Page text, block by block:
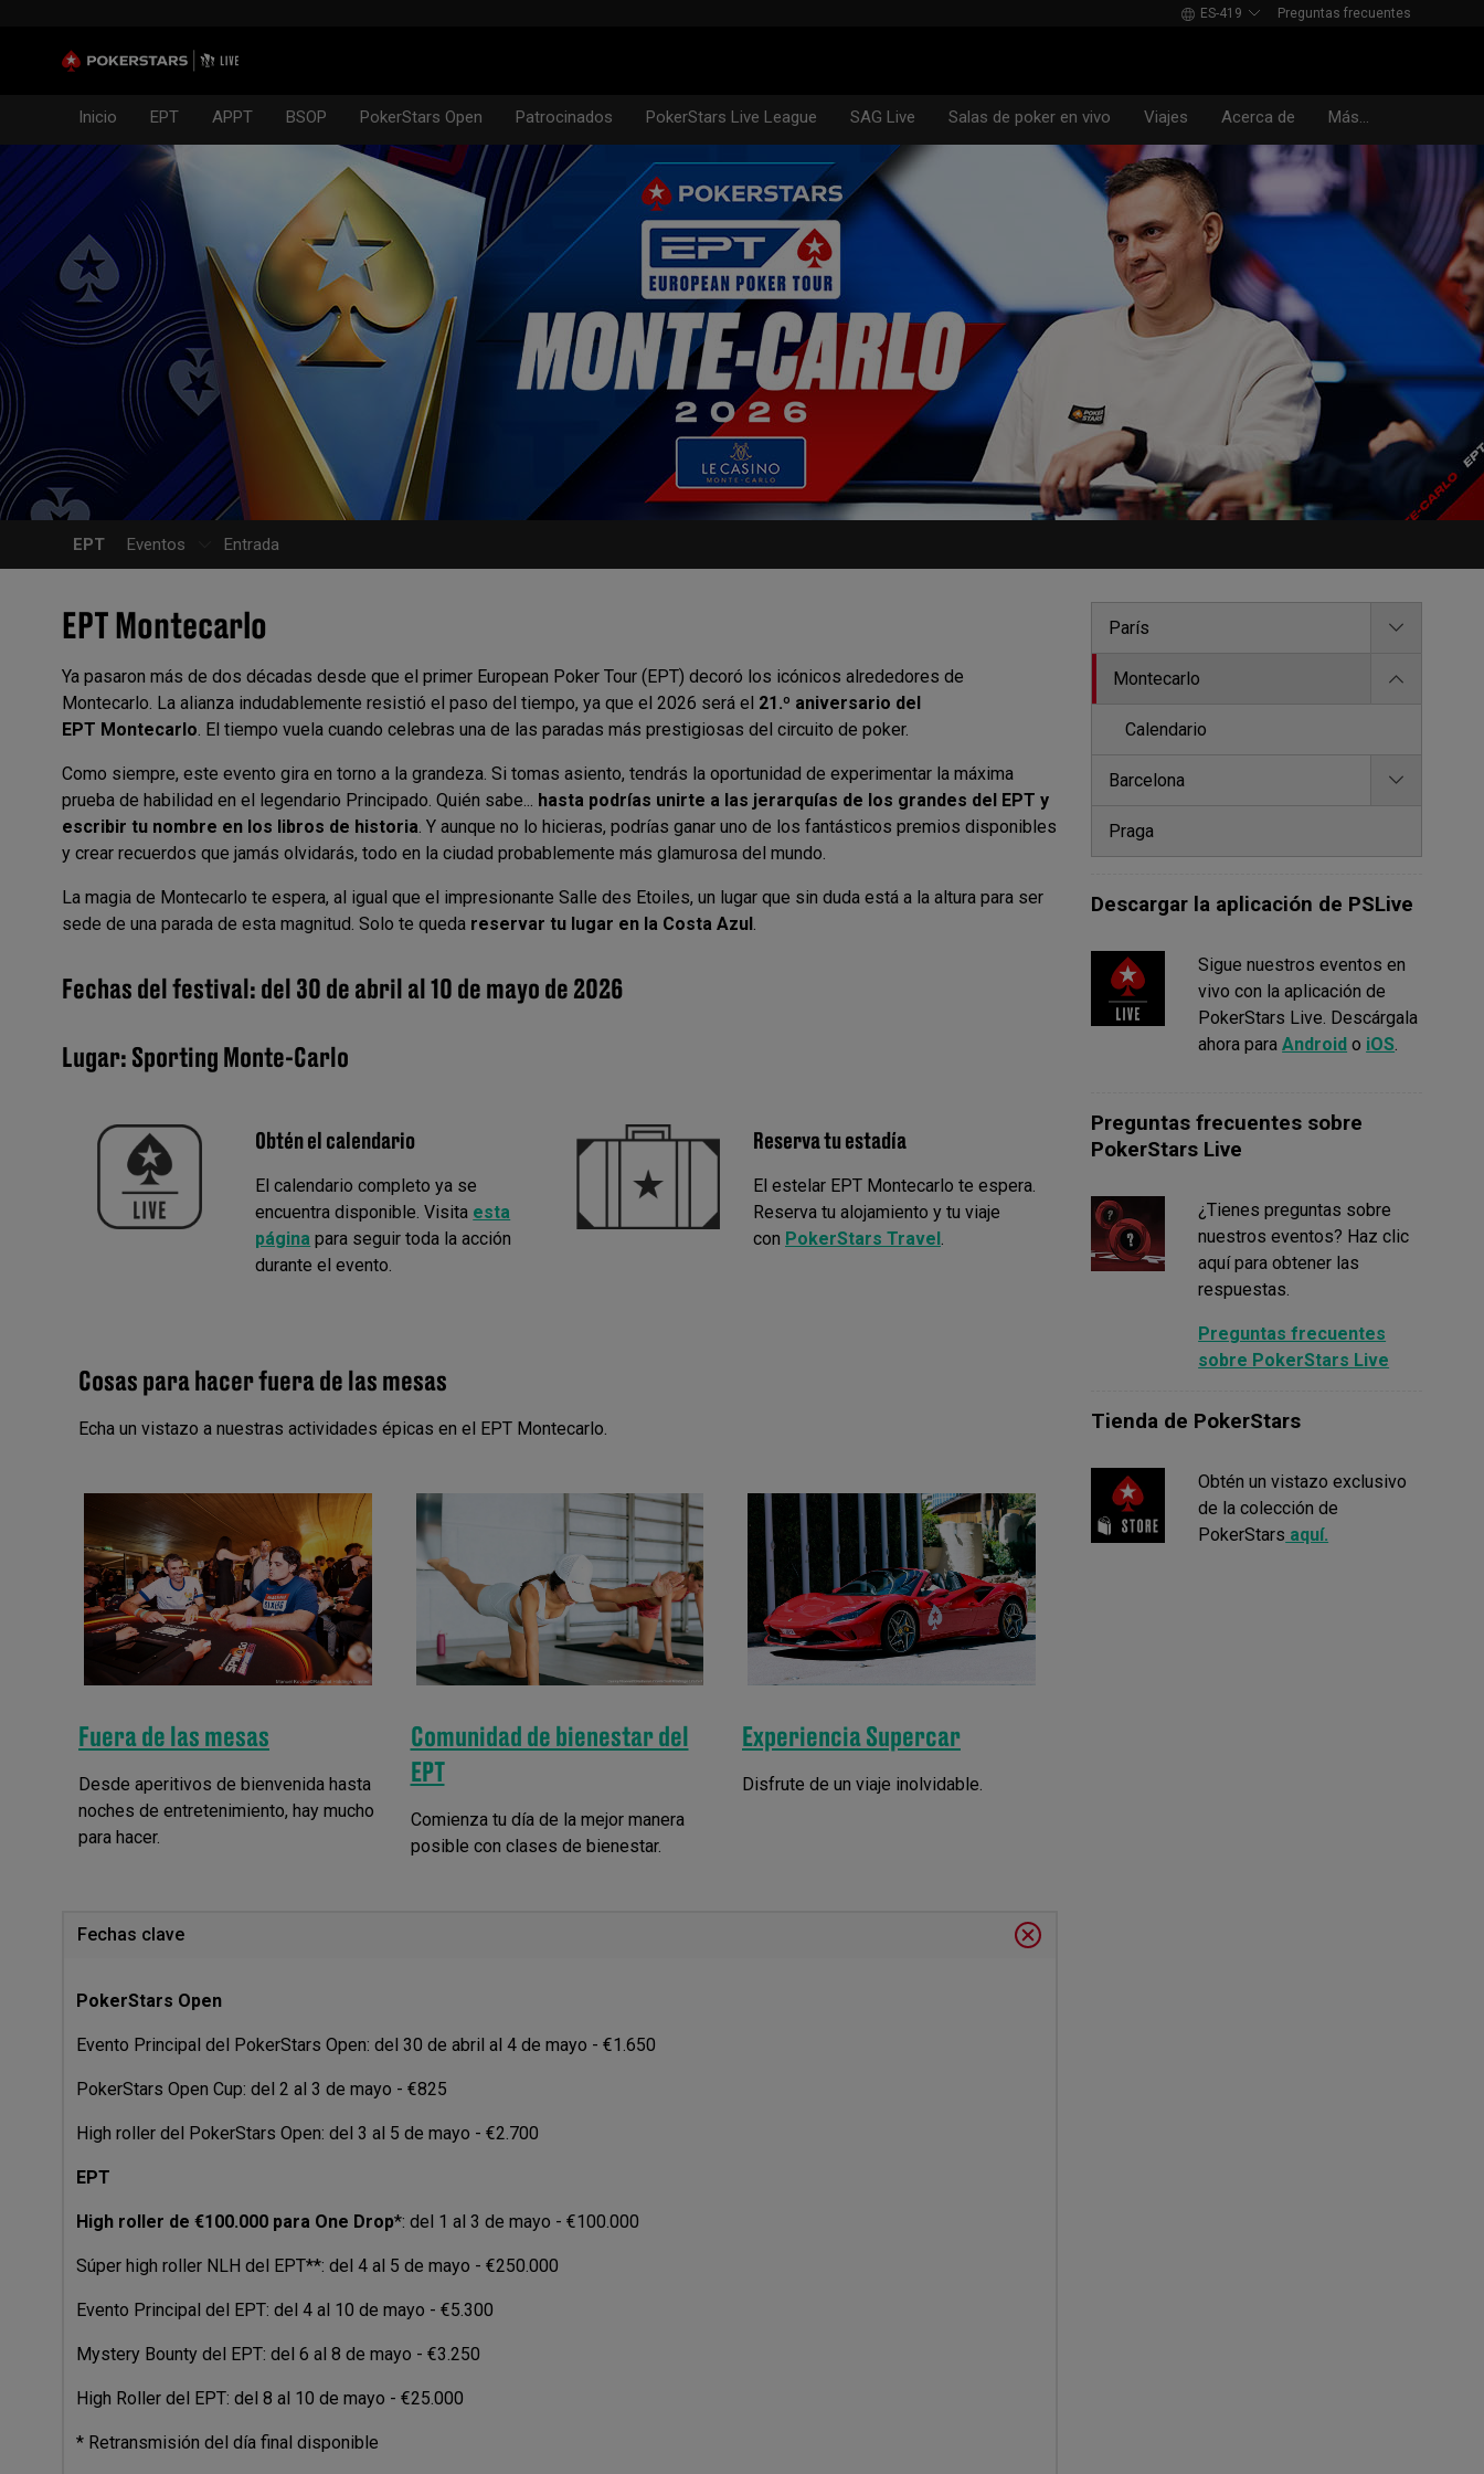
ES-419 Preguntas frecuentes
Inicio EPT APPT BSOP PokerStars Open Patrocinados PokerStars Live League SAG Live Salas de poker en vivo Viajes Acerca de Más...
EPT Eventos Entrada
EPT Montecarlo
Ya pasaron más de dos décadas desde que el primer European Poker Tour (EPT) decoró los icónicos alrededores de
Montecarlo. La alianza indudablemente resistió el paso del tiempo, ya que el 2026 será el 21.º aniversario del
EPT Montecarlo. El tiempo vuela cuando celebras una de las paradas más prestigiosas del circuito de poker.
Como siempre, este evento gira en torno a la grandeza. Si tomas asiento, tendrás la oportunidad de experimentar la máxima
prueba de habilidad en el legendario Principado. Quién sabe... hasta podrías unirte a las jerarquías de los grandes del EPT y
escribir tu nombre en los libros de historia. Y aunque no lo hicieras, podrías ganar uno de los fantásticos premios disponibles
y crear recuerdos que jamás olvidarás, todo en la ciudad probablemente más glamurosa del mundo.
La magia de Montecarlo te espera, al igual que el impresionante Salle des Etoiles, un lugar que sin duda está a la altura para ser
sede de una parada de esta magnitud. Solo te queda reservar tu lugar en la Costa Azul.
Fechas del festival: del 30 de abril al 10 de mayo de 2026
Lugar: Sporting Monte-Carlo
Obtén el calendario
El calendario completo ya se
encuentra disponible. Visita esta
página para seguir toda la acción
durante el evento.
Reserva tu estadía
El estelar EPT Montecarlo te espera.
Reserva tu alojamiento y tu viaje
con PokerStars Travel.
Cosas para hacer fuera de las mesas
Echa un vistazo a nuestras actividades épicas en el EPT Montecarlo.
Fuera de las mesas
Desde aperitivos de bienvenida hasta
noches de entretenimiento, hay mucho
para hacer.
Comunidad de bienestar del
EPT
Comienza tu día de la mejor manera
posible con clases de bienestar.
Experiencia Supercar
Disfrute de un viaje inolvidable.
Fechas clave
PokerStars Open
Evento Principal del PokerStars Open: del 30 de abril al 4 de mayo - €1.650
PokerStars Open Cup: del 2 al 3 de mayo - €825
High roller del PokerStars Open: del 3 al 5 de mayo - €2.700
EPT
High roller de €100.000 para One Drop*: del 1 al 3 de mayo - €100.000
Súper high roller NLH del EPT**: del 4 al 5 de mayo - €250.000
Evento Principal del EPT: del 4 al 10 de mayo - €5.300
Mystery Bounty del EPT: del 6 al 8 de mayo - €3.250
High Roller del EPT: del 8 al 10 de mayo - €25.000
* Retransmisión del día final disponible
París
Montecarlo
Calendario
Barcelona
Praga
Descargar la aplicación de PSLive
Sigue nuestros eventos en
vivo con la aplicación de
PokerStars Live. Descárgala
ahora paraAndroid o iOS.
Preguntas frecuentes sobre
PokerStars Live
¿Tienes preguntas sobre
nuestros eventos? Haz clic
aquí para obtener las
respuestas.
Preguntas frecuentes
sobre PokerStars Live
Tienda de PokerStars
Obtén un vistazo exclusivo
de la colección de
PokerStars aquí.